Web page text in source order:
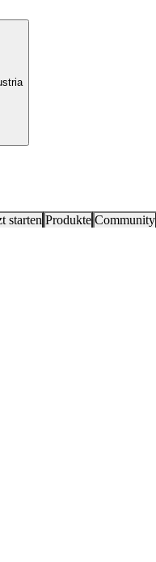
starten Produkte Community